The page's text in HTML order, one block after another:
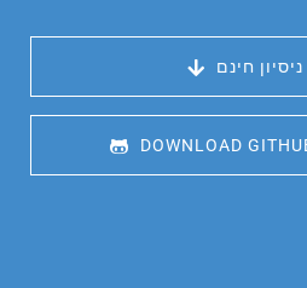
חינם
DOWNLOAD